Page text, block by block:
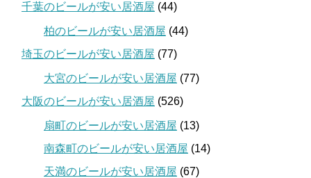
千葉のビールが安い居酒屋 (44)
柏のビールが安い居酒屋 (44)
埼玉のビールが安い居酒屋 (77)
大宮のビールが安い居酒屋 (77)
大阪のビールが安い居酒屋 (526)
扇町のビールが安い居酒屋 (13)
南森町のビールが安い居酒屋 (14)
天満のビールが安い居酒屋 (67)